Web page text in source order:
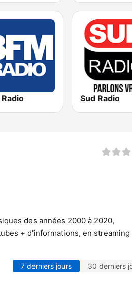
Radio Sud Radio
des années 2000 à 2020,
+ d'informations, en streaming
7 derniers jours 30 derniers